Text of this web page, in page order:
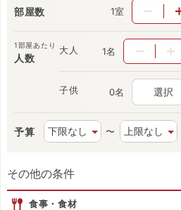
部屋数 室
1部屋あたり
人数
大人 名
子供 名 選択
予算 〜
その他の条件
食事・食材